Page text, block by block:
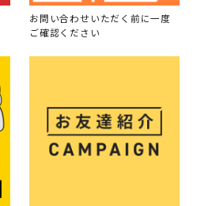
お問い合わせいただく前に一度
ご確認ください